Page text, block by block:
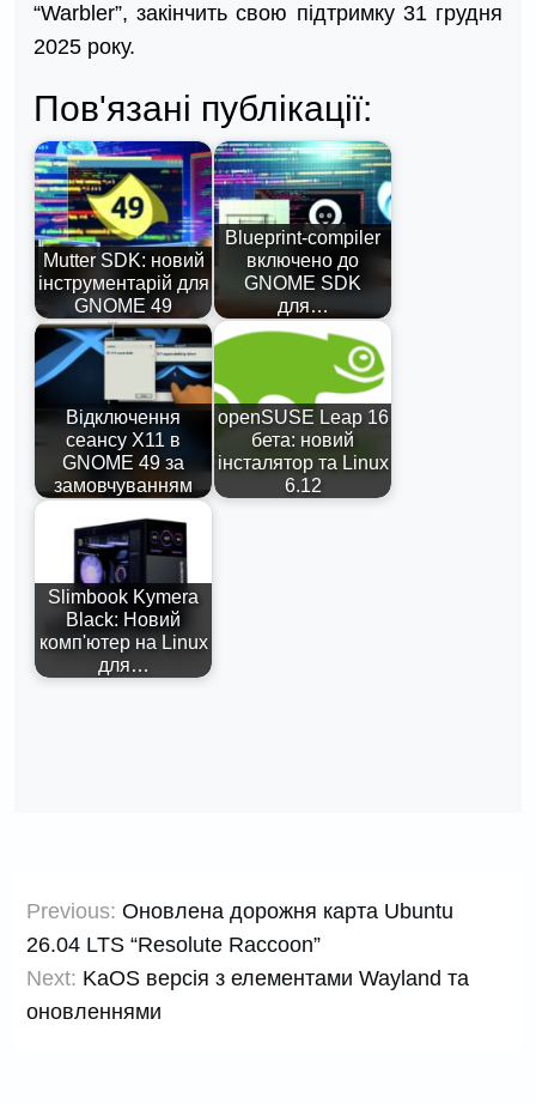
“Warbler”, закінчить свою підтримку 31 грудня
2025 року.
Пов'язані публікації:
Mutter SDK: новий
інструментарій для
GNOME 49
Blueprint-compiler
включено до
GNOME SDK
для…
Відключення
сеансу X11 в
GNOME 49 за
замовчуванням
openSUSE Leap 16
бета: новий
інсталятор та Linux
6.12
Slimbook Kymera
Black: Новий
комп'ютер на Linux
для…
записів
Previous: Оновлена дорожня карта Ubuntu
26.04 LTS “Resolute Raccoon”
Next: KaOS версія з елементами Wayland та
оновленнями